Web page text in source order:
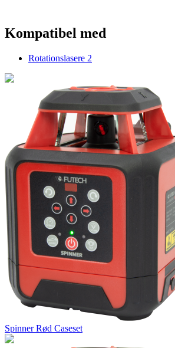
Kompatibel med
Rotationslasere 2
Spinner Rød Caseset